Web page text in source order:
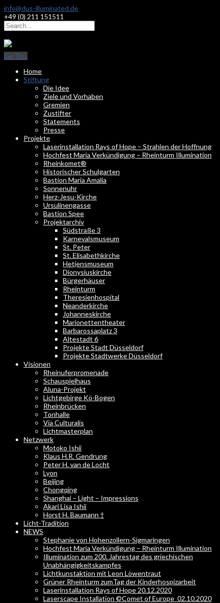
info@dus-illuminated.de
+49 (0) 211 151511
Go To...
Home
Stiftung
Die Idee
Ziele und Vorhaben
Gremien
Zustifter
Statements
Presse
Projekte
Laserinstallation Rays of Hope – Strahlen der Hoffnung
Hochfest Maria Verkündigung – Rheinturm Illumination
Rheinkomet®
Historischer Schulgarten
Bastion Maria Amalia
Sonnenuhr
Herz-Jesu-Kirche
Ursulinengasse
Bastion Spee
Projektarchiv
Südstraße 3
Karnevalsmuseum
St. Peter
St. Elisabethkirche
Hetjensmuseum
Dionysiuskirche
Bürgerhäuser
Rheinturm
Theresienhospital
Neanderkirche
Johanneskirche
Marionettentheater
Barbarossaplatz 3
Altestadt 6
Projekte Stadt Düsseldorf
Projekte Stadtwerke Düsseldorf
Visionen
Rheinuferpromenade
Schauspielhaus
Aluna-Projekt
Lichtgebirge Kö-Bogen
Rheinbrücken
Tonhalle
Via Culturalis
Lichtmasterplan
Netzwerk
Motoko Ishii
Klaus H.R. Gendrung
Peter H. van de Locht
Lyon
Beijing
Chongqing
Shanghai – Light – Impressions
Akari Lisa Ishii
Horst H. Baumann †
Licht-Tradition
NEWS
Stephanie von Hohenzollern-Sigmaringen
Hochfest Maria Verkündigung – Rheinturm Illumination
Illumination zum 200. Jahrestag des griechischen
Unabhängigkeitskampfes
Lichtkunstaktion mit Leon Löwentraut
Grüner Rheinturm zumTag der Kinderhospizarbeit
Laserinstallation Rays of Hope 20.12.2020
Laserscape Installation ©Comet of Europe_02.10.2020